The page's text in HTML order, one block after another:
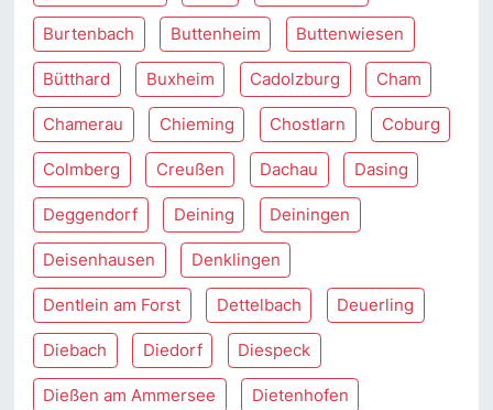
Burtenbach Buttenheim Buttenwiesen
Bütthard Buxheim Cadolzburg Cham
Chamerau Chieming Chostlarn Coburg
Colmberg Creußen Dachau Dasing
Deggendorf Deining Deiningen
Deisenhausen Denklingen
Dentlein am Forst Dettelbach Deuerling
Diebach Diedorf Diespeck
Dießen am Ammersee Dietenhofen